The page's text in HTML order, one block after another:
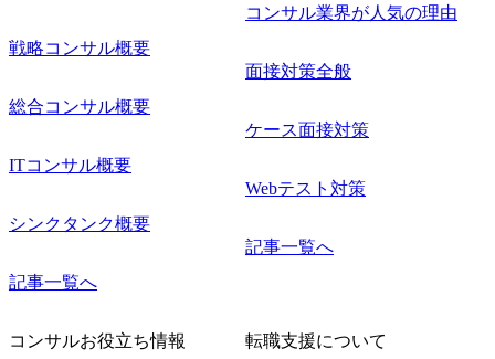
戦略コンサル概要
総合コンサル概要
ITコンサル概要
シンクタンク概要
記事一覧へ
コンサル業界が人気の理由
面接対策全般
ケース面接対策
Webテスト対策
記事一覧へ
コンサルお役立ち情報 転職支援について